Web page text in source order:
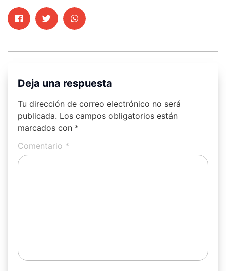
Deja una respuesta
Tu dirección de correo electrónico no será
publicada. Los campos obligatorios están
marcados con *
Comentario *